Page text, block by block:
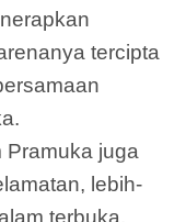
tercipta
Pramuka juga
lebih-